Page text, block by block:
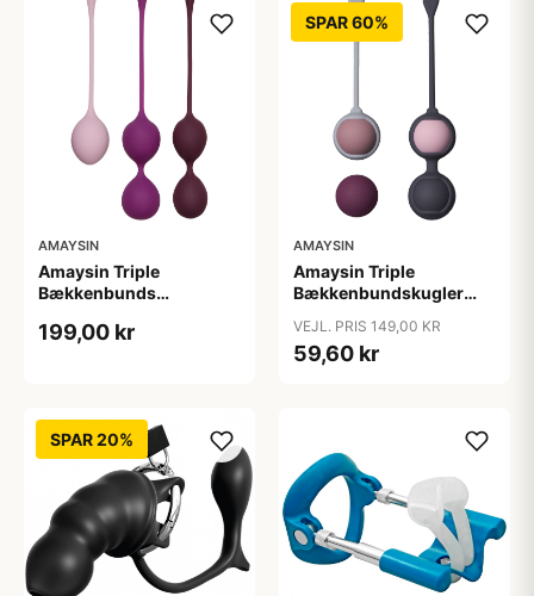
AMAYSIN
Amaysin Triple
Bækkenbunds
Rosa
199,00 kr
SPAR 60%
AMAYSIN
Amaysin Triple
Bækkenbundskugler
VEJL. PRIS 149,00 KR
59,60 kr
SPAR 20%